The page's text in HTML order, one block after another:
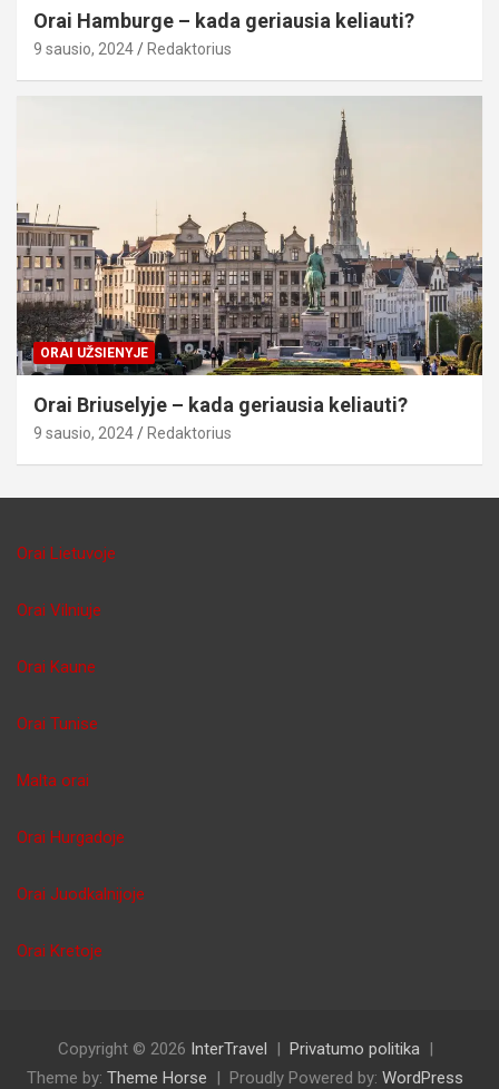
Orai Hamburge – kada geriausia keliauti?
9 sausio, 2024 Redaktorius
ORAI UŽSIENYJE
Orai Briuselyje – kada geriausia keliauti?
9 sausio, 2024 Redaktorius
Orai Lietuvoje
Orai Vilniuje
Orai Kaune
Orai Tunise
Malta orai
Orai Hurgadoje
Orai Juodkalnijoje
Orai Kretoje
Copyright © 2026 InterTravel
Privatumo politika
Theme by: Theme Horse Proudly Powered by: WordPress